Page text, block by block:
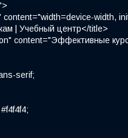
width,
| Учебный центр</title>
content="Эффективные
serif;